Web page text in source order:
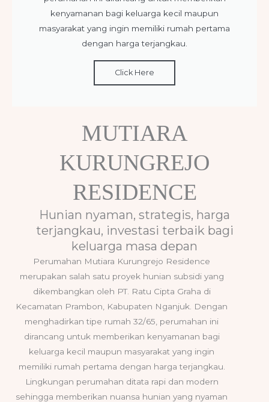
kenyamanan bagi keluarga kecil maupun
masyarakat yang ingin memiliki rumah pertama
dengan harga terjangkau.
Click Here
MUTIARA
KURUNGREJO
RESIDENCE
Hunian nyaman, strategis, harga
terjangkau, investasi terbaik bagi
keluarga masa depan
Perumahan Mutiara Kurungrejo Residence
merupakan salah satu proyek hunian subsidi yang
dikembangkan oleh PT. Ratu Cipta Graha di
Kecamatan Prambon, Kabupaten Nganjuk. Dengan
menghadirkan tipe rumah 32/65, perumahan ini
dirancang untuk memberikan kenyamanan bagi
keluarga kecil maupun masyarakat yang ingin
memiliki rumah pertama dengan harga terjangkau.
Lingkungan perumahan ditata rapi dan modern
sehingga memberikan nuansa hunian yang nyaman